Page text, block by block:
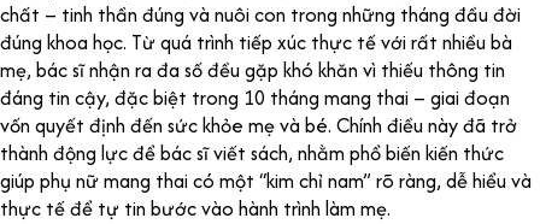
chất – tinh thần đúng và nuôi con trong những tháng đầu đời
đúng khoa học. Từ quá trình tiếp xúc thực tế với rất nhiều bà
mẹ, bác sĩ nhận ra đa số đều gặp khó khăn vì thiếu thông tin
đáng tin cậy, đặc biệt trong 10 tháng mang thai – giai đoạn
vốn quyết định đến sức khỏe mẹ và bé. Chính điều này đã trở
thành động lực để bác sĩ viết sách, nhằm phổ biến kiến thức
giúp phụ nữ mang thai có một “kim chỉ nam” rõ ràng, dễ hiểu và
thực tế để tự tin bước vào hành trình làm mẹ.